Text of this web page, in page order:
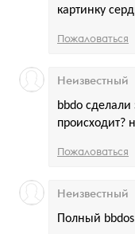
картинку
Пожаловаться
bbdo сделали
происходит?
Неизвестный
Пожаловаться
Полный
Неизвестный